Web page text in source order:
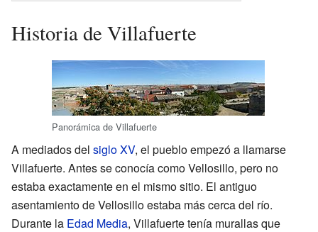
Historia de Villafuerte
Panorámica de Villafuerte
A mediados del siglo XV, el pueblo empezó a llamarse
Villafuerte. Antes se conocía como Vellosillo, pero no
estaba exactamente en el mismo sitio. El antiguo
asentamiento de Vellosillo estaba más cerca del río.
Durante la Edad Media, Villafuerte tenía murallas que